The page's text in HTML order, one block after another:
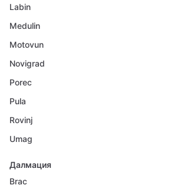
Labin
Medulin
Motovun
Novigrad
Porec
Pula
Rovinj
Umag
Далмация
Brac